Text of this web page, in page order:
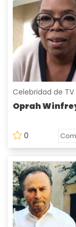
Celebridad de TV
Oprah
0